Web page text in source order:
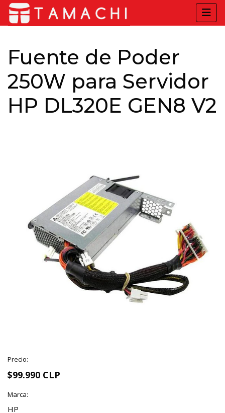
Fuente de Poder
250W para Servidor
HP DL320E GEN8 V2
Precio:
$99.990 CLP
Marca:
HP